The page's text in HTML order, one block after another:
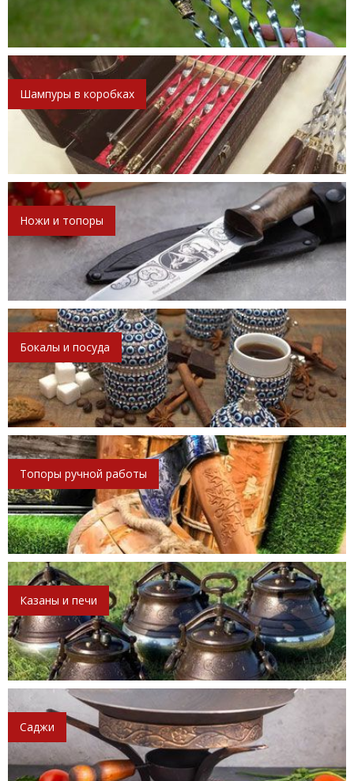
Шампуры в коробках
Ножи и топоры
Бокалы и посуда
Топоры ручной работы
Казаны и печи
Саджи